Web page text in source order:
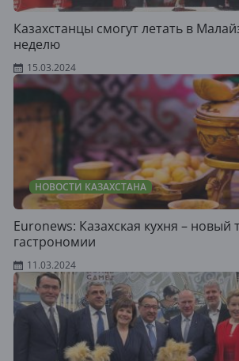
Казахстанцы смогут летать в
неделю
15.03.2024
НОВОСТИ КАЗАХСТАНА
Euronews: Казахская кухня – новый
гастрономии
11.03.2024